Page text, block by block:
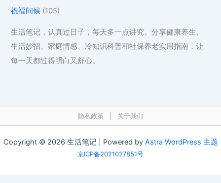
祝福问候 (105)
生活笔记，认真过日子，每天多一点讲究。分享健康养生、
生活妙招、家庭情感、冷知识科普和社保养老实用指南，让
每一天都过得明白又舒心。
隐私政策 关于我们
Copyright © 2026 生活笔记 | Powered by Astra WordPress 主题
京ICP备2021027851号